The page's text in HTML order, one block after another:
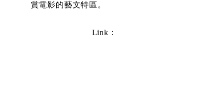
賞電影的藝文特區。
Link：